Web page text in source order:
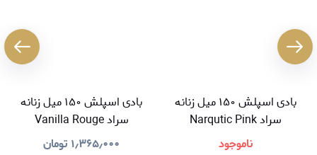
بادی اسپلش ۱۵۰ میل زنانه
سراد Narqutic Pink
ناموجود
بادی اسپلش ۱۵۰ میل زنانه
سراد Vanilla Rouge
۱٫۳۶۵٫۰۰۰ تومان